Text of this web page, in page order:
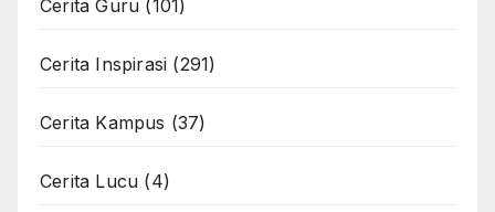
Cerita Guru (101)
Cerita Inspirasi (291)
Cerita Kampus (37)
Cerita Lucu (4)